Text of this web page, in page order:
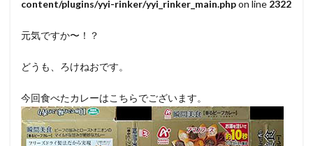
content/plugins/yyi-rinker/yyi_rinker_main.phpon line 2322
元気ですか〜！？
どうも、ろけねおです。
今回食べたカレーはこちらでございます。